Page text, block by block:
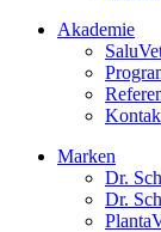
Akademie
Marken
Dr.
Dr.